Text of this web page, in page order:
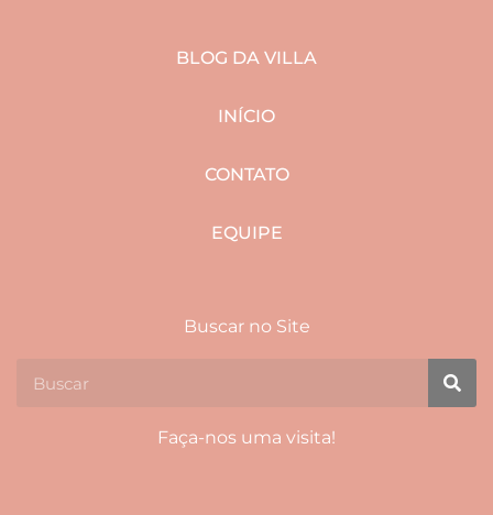
BLOG DA VILLA
INÍCIO
CONTATO
EQUIPE
Buscar no Site
Faça-nos uma visita!